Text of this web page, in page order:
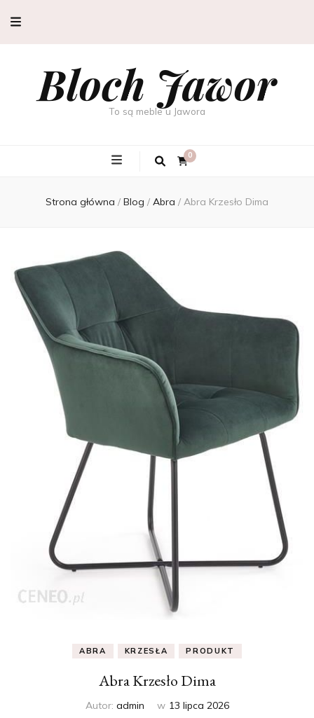
Bloch Jawor
To są meble u Jawora
0
Strona główna / Blog / Abra / Abra Krzesło Dima
ABRA KRZESŁA PRODUKT
Abra Krzesło Dima
Autor: admin w 13 lipca 2026